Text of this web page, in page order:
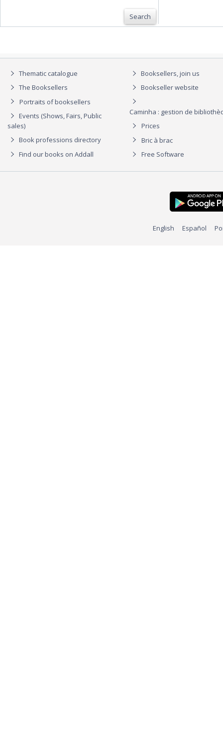
Search
Thematic catalogue
The Booksellers
Portraits of booksellers
Events (Shows, Fairs, Public
sales)
Book professions directory
Find our books on Addall
Booksellers, join us
Bookseller website
Caminha : gestion de
Prices
Bric à brac
Free Software
English Español